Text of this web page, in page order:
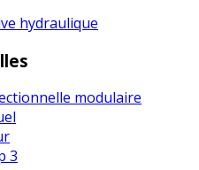
hydraulique
3